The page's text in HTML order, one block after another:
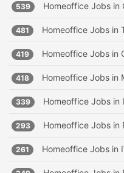
539 Homeoffice Jobs in
481 Homeoffice Jobs in
419 Homeoffice Jobs in
418 Homeoffice Jobs in
339 Homeoffice Jobs in
293 Homeoffice Jobs in
261 Homeoffice Jobs in